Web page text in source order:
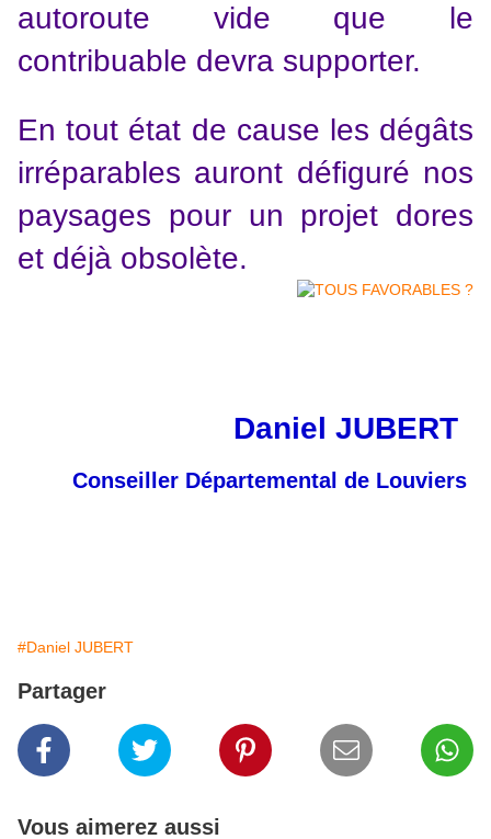
autoroute vide que le
contribuable devra supporter.
En tout état de cause les dégâts
irréparables auront défiguré nos
paysages pour un projet dores
et déjà obsolète.
Daniel JUBERT
Conseiller Départemental de Louviers
#Daniel JUBERT
Partager
Vous aimerez aussi